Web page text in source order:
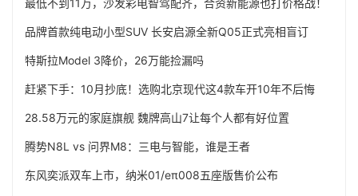
最低不到11万，沙发彩电智驾配齐，合资新能源也打价格战！
品牌首款纯电动小型SUV 长安启源全新Q05正式亮相盲订
特斯拉Model 3降价，26万能捡漏吗
赶紧下手：10月抄底！选购北京现代这4款车开10年不后悔
28.58万元的家庭旗舰 魏牌高山7让每个人都有好位置
腾势N8L vs 问界M8：三电与智能，谁是王者
东风奕派双车上市，纳米01/eπ008五座版售价公布